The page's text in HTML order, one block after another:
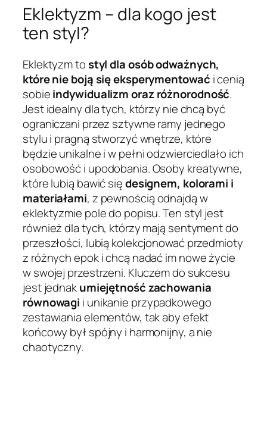
Eklektyzm – dla kogo jest
ten styl?
Eklektyzm tostyl dla osób odważnych,
które nie boją się eksperymentować i cenią
sobieindywidualizm oraz różnorodność.
Jest idealny dla tych, którzy nie chcą być
ograniczani przez sztywne ramy jednego
stylu i pragną stworzyć wnętrze, które
będzie unikalne i w pełni odzwierciedlało ich
osobowość i upodobania. Osoby kreatywne,
które lubią bawić siędesignem, kolorami i
materiałami, z pewnością odnajdą w
eklektyzmie pole do popisu. Ten styl jest
również dla tych, którzy mają sentyment do
przeszłości, lubią kolekcjonować przedmioty
z różnych epok i chcą nadać im nowe życie
w swojej przestrzeni. Kluczem do sukcesu
jest jednakumiejętność zachowania
równowagi i unikanie przypadkowego
zestawiania elementów, tak aby efekt
końcowy był spójny i harmonijny, a nie
chaotyczny.